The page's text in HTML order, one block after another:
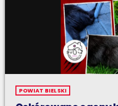
POWIAT BIELSKI